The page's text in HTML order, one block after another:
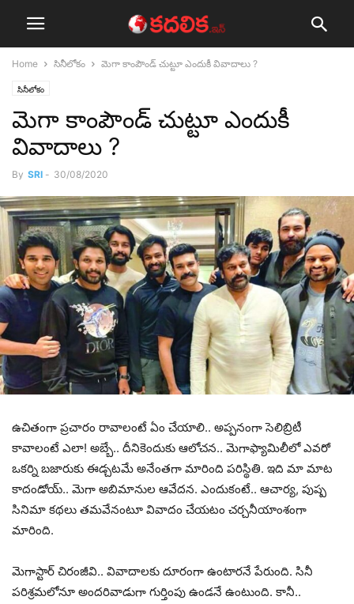
Home సినీలోకం మెగా కాంపౌండ్ చుట్టూ ఎందుకీ వివాదాలు ?
సినీలోకం
మెగా కాంపౌండ్ చుట్టూ ఎందుకీ
వివాదాలు ?
By SRI - 30/08/2020
ఉచితంగా ప్ర‌చారం రావాలంటే ఏం చేయాలి.. అప్ప‌నంగా సెలిబ్రిటీ
కావాలంటే ఎలా! అబ్బే.. దీనికెందుకు ఆలోచ‌న‌.. మెగాఫ్యామిలీలో ఎవ‌రో
ఒక‌ర్ని బ‌జారుకు ఈడ్చ‌ట‌మే అనేంత‌గా మారింది ప‌రిస్థితి. ఇది మా మాట
కాదండోయ్‌.. మెగా అబిమానుల ఆవేద‌న‌. ఎందుకంటే.. ఆచార్య‌, పుష్ప
సినిమా క‌థ‌లు త‌మ‌వేనంటూ వివాదం చేయ‌టం చ‌ర్చ‌నీయాంశంగా
మారింది.
మెగాస్టార్ చిరంజీవి.. వివాదాల‌కు దూరంగా ఉంటార‌నే పేరుంది. సినీ
ప‌రిశ్ర‌మ‌లోనూ అంద‌రివాడుగా గుర్తింపు ఉండ‌నే ఉంటుంది. కానీ..